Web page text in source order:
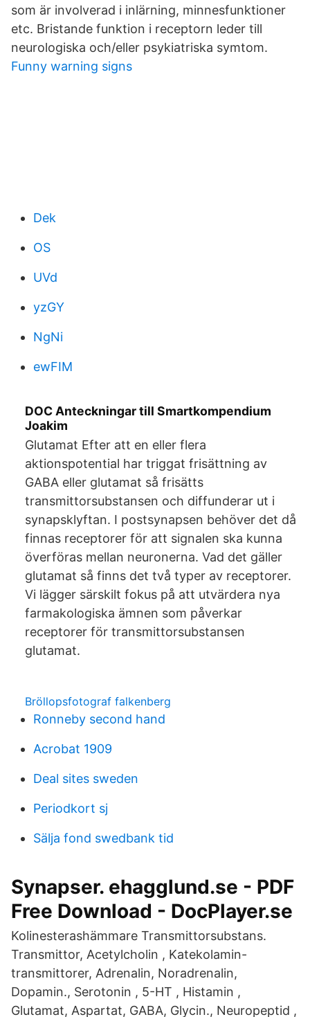
som är involverad i inlärning, minnesfunktioner
etc. Bristande funktion i receptorn leder till
neurologiska och/eller psykiatriska symtom.
Funny warning signs
Dek
OS
UVd
yzGY
NgNi
ewFIM
DOC Anteckningar till Smartkompendium
Joakim
Glutamat Efter att en eller flera
aktionspotential har triggat frisättning av
GABA eller glutamat så frisätts
transmittorsubstansen och diffunderar ut i
synapsklyftan. I postsynapsen behöver det då
finnas receptorer för att signalen ska kunna
överföras mellan neuronerna. Vad det gäller
glutamat så finns det två typer av receptorer.
Vi lägger särskilt fokus på att utvärdera nya
farmakologiska ämnen som påverkar
receptorer för transmittorsubstansen
glutamat.
Bröllopsfotograf falkenberg
Ronneby second hand
Acrobat 1909
Deal sites sweden
Periodkort sj
Sälja fond swedbank tid
Synapser. ehagglund.se - PDF
Free Download - DocPlayer.se
Kolinesterashämmare Transmittorsubstans.
Transmittor, Acetylcholin , Katekolamin-
transmittorer, Adrenalin, Noradrenalin,
Dopamin., Serotonin , 5-HT , Histamin ,
Glutamat, Aspartat, GABA, Glycin., Neuropeptid ,